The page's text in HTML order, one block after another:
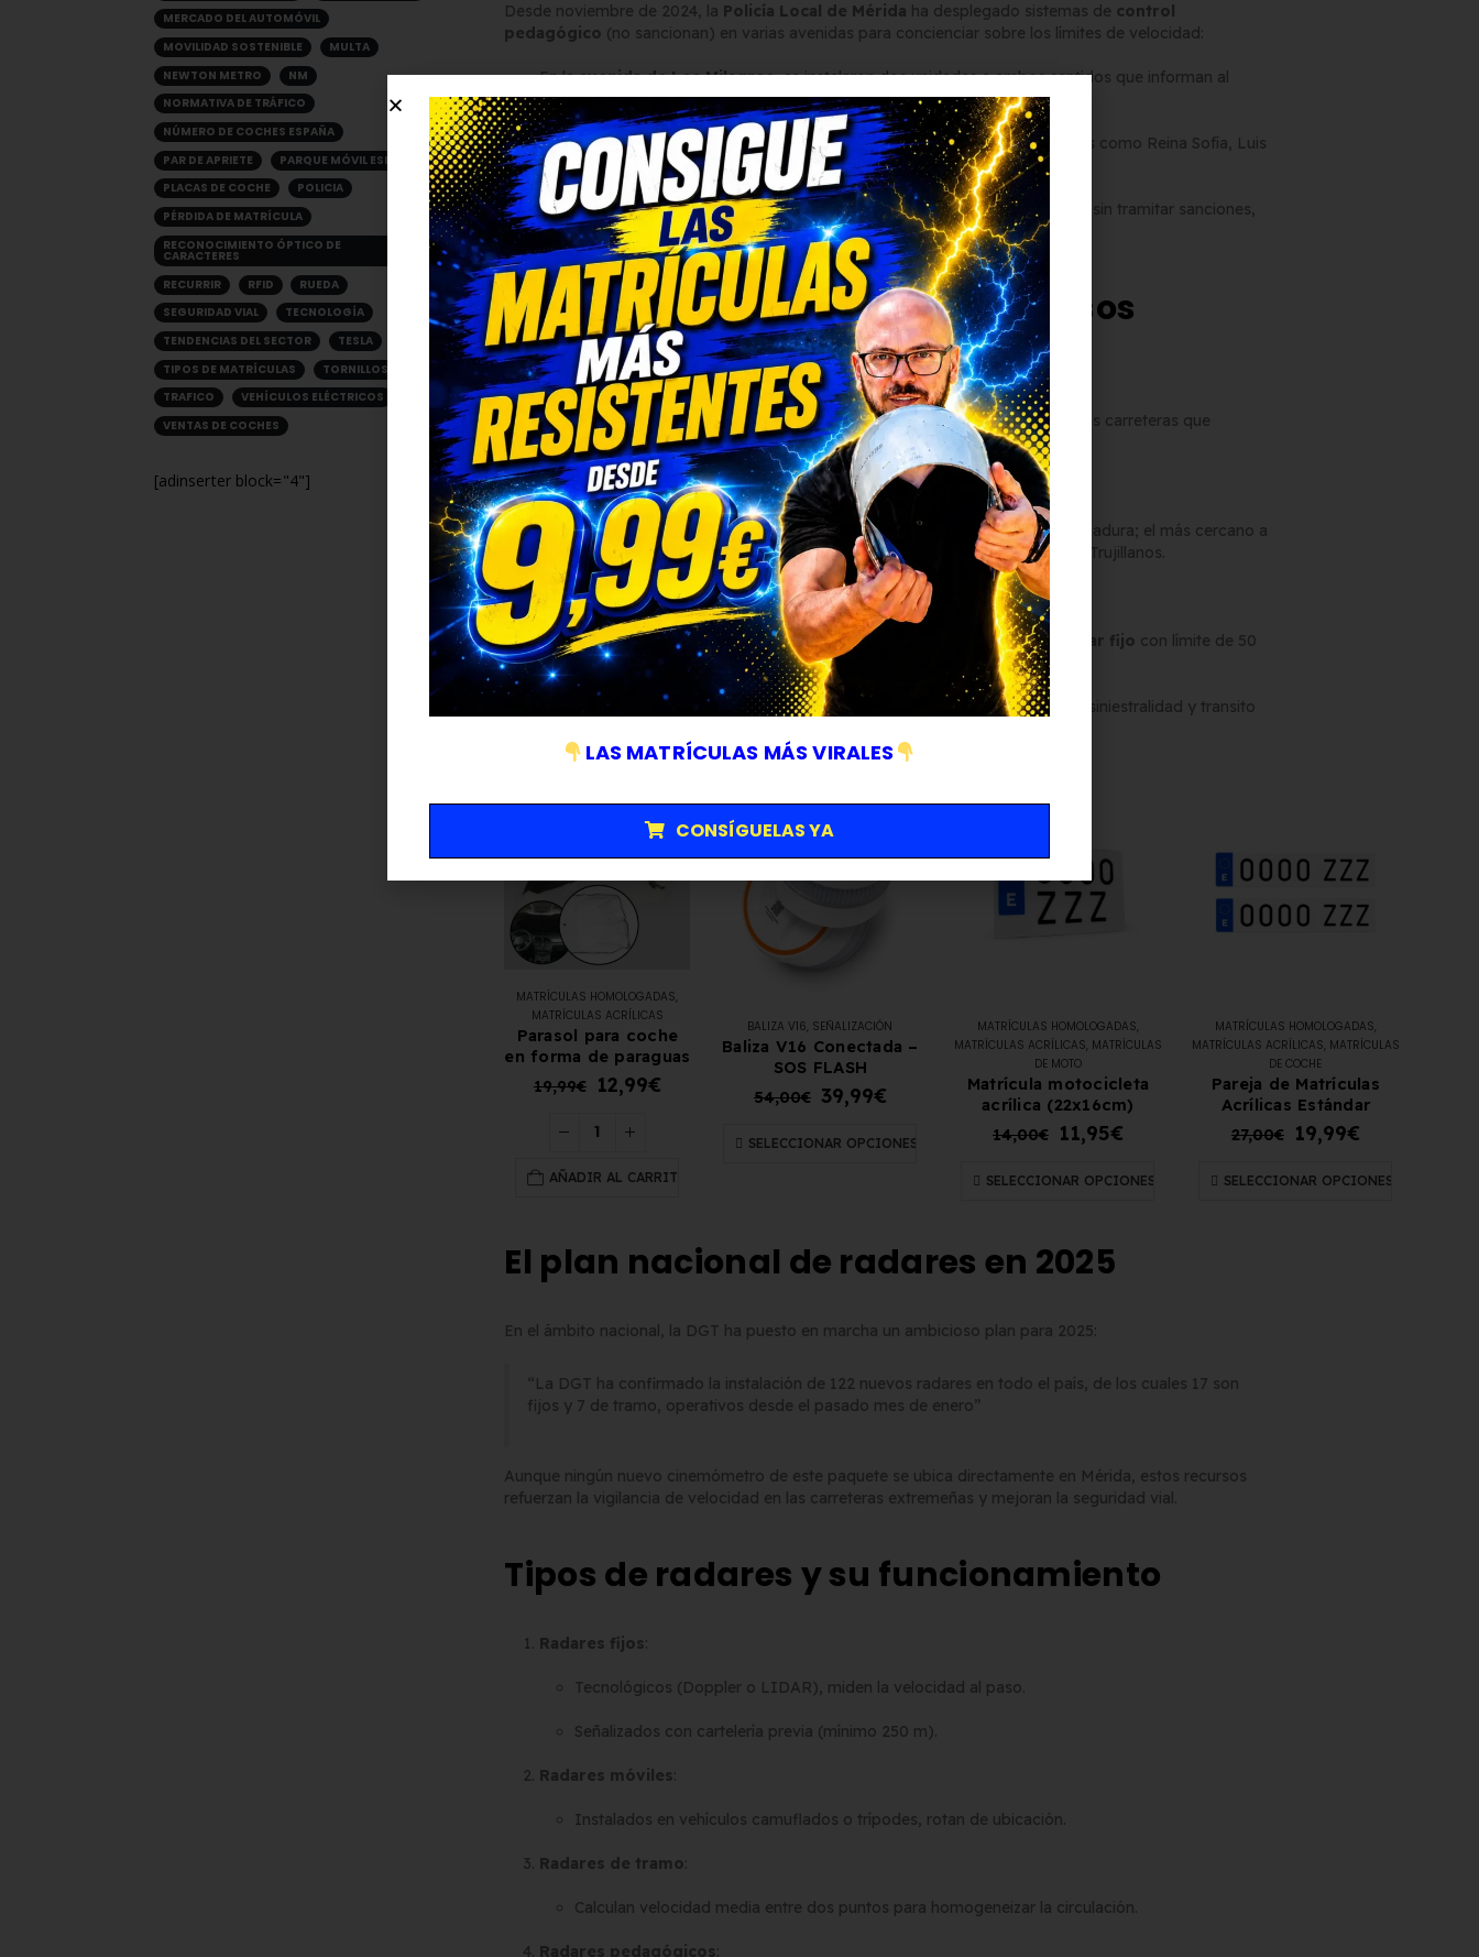
Desde noviembre de 2024, la Policía Local de Mérida ha desplegado sistemas de control
pedagógico (no sancionan) en varias avenidas para concienciar sobre los límites de velocidad:
En laavenida de Los Milagros, se instalaron dos unidades a ambos sentidos que informan al
conductor de su velocidad.
En total, se incorporaron12 dispositivos pedagógicos
en vías principales como Reina Sofía, Luis
Ramallo, Libertad, Ronda de los Eméritos y Lusitania.
Estos radares luminosos muestran al instante la velocidad y animan a moderarla sin tramitar sanciones,
sirviendo como aviso previo a los cinemómetros sancionadores.
Cinemómetros de la DGT en accesos
interurbanos
Además de los radares municipales, la DGTmantiene varios cinemómetros en las carreteras que
conectan Mérida con el resto de Extremadura:
Autovía A-5:
La DGT dispone decinco radares fijosa lo largo de la A-5 en Extremadura; el más cercano a
Mérida se sitúa en el km 366,765 en sentido decreciente, a la altura de Trujillanos.
Carretera N-630:
Esta vía nacional, que atraviesa la ciudad, cuenta con al menos un radar fijo con límite de 50
km/h en el entorno urbano.
Con estos controles la DGT refuerza la vigilancia en tramos interurbanos de alta siniestralidad y transito
MATRÍCULAS HOMOLOGADAS,
MATRÍCULAS ACRÍLICAS
Parasol para coche
en forma de paraguas
19,99€ 12,99€
AÑADIR AL CARRITO
BALIZA V16, SEÑALIZACIÓN
Baliza V16 Conectada –
SOS FLASH
54,00€ 39,99€
SELECCIONAR OPCIONES
MATRÍCULAS HOMOLOGADAS,
MATRÍCULAS ACRÍLICAS, MATRÍCULAS
DE MOTO
Matrícula motocicleta
acrílica (22x16cm)
14,00€ 11,95€
SELECCIONAR OPCIONES
MATRÍCULAS HOMOLOGADAS,
MATRÍCULAS ACRÍLICAS, MATRÍCULAS
DE COCHE
Pareja de Matrículas
Acrílicas Estándar
27,00€ 19,99€
SELECCIONAR OPCIONES
El plan nacional de radares en 2025
En el ámbito nacional, la DGT ha puesto en marcha un ambicioso plan para 2025:
“La DGT ha confirmado la instalación de 122 nuevos radares en todo el país, de los cuales 17 son
fijos y 7 de tramo, operativos desde el pasado mes de enero”
Aunque ningún nuevo cinemómetro de este paquete se ubica directamente en Mérida, estos recursos
refuerzan la vigilancia de velocidad en las carreteras extremeñas y mejoran la seguridad vial.
Tipos de radares y su funcionamiento
Radares fijos:
Tecnológicos (Doppler o LIDAR), miden la velocidad al paso.
Señalizados con cartelería previa (mínimo 250 m).
Radares móviles:
Instalados en vehículos camuflados o trípodes, rotan de ubicación.
Radares de tramo:
Calculan velocidad media entre dos puntos para homogeneizar la circulación.
Radares pedagógicos:
MERCADO DEL AUTOMÓVIL
MOVILIDAD SOSTENIBLE
MULTA
NEWTON METRO
NM
NORMATIVA DE TRÁFICO
NÚMERO DE COCHES ESPAÑA
PAR DE APRIETE
PARQUE MÓVIL ESPAÑA
PLACAS DE COCHE
POLICIA
PÉRDIDA DE MATRÍCULA
RECONOCIMIENTO ÓPTICO DE
CARACTERES
RECURRIR
RFID
RUEDA
SEGURIDAD VIAL
TECNOLOGÍA
TENDENCIAS DEL SECTOR
TESLA
TIPOS DE MATRÍCULAS
TORNILLOS
TRAFICO
VEHÍCULOS ELÉCTRICOS
VENTAS DE COCHES
[adinserter block="4"]
LAS MATRÍCULAS MÁS VIRALES
CONSÍGUELAS YA